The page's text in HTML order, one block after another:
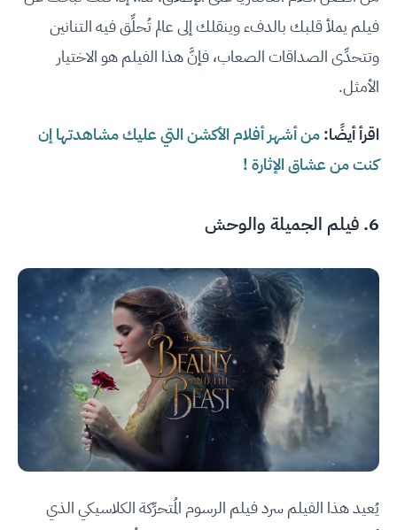
فيلم يملأ قلبك بالدفء وينقلك إلى عالم تُحلِّق فيه التنانين
وتتحدِّى الصداقات الصعاب، فإنَّ هذا الفيلم هو الاختيار
الأمثل.
اقرأ أيضًا:من أشهر أفلام الأكشن التي عليك مشاهدتها إن
كنت من عشاق الإثارة !
6. فيلم الجميلة والوحش
يُعيد هذا الفيلم سرد فيلم الرسوم المُتحرِّكة الكلاسيكي الذي